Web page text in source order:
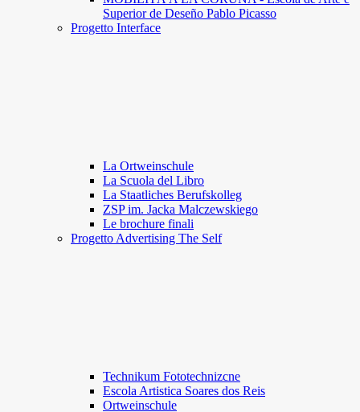
Superior de Deseño Pablo Picasso
Progetto Interface
La Ortweinschule
La Scuola del Libro
La Staatliches Berufskolleg
ZSP im. Jacka Malczewskiego
Le brochure finali
Progetto Advertising The Self
Technikum Fototechnizcne
Escola Artistica Soares dos Reis
Ortweinschule